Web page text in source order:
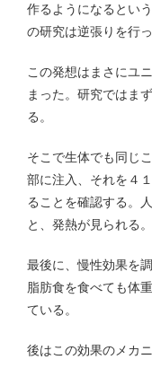
作るようになるとい
の研究は逆張りを行
この発想はまさにユ
まった。研究ではま
る。
そこで生体でも同じ
部に注入、それを４
ることを確認する。
と、発熱が見られる。
最後に、慢性効果を
脂肪食を食べても体
ている。
後はこの効果のメカ